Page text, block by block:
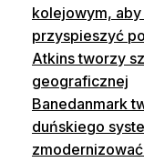
kolejowym,
przyspieszyć
Atkins tworzy
geograficznej
Banedanmark
duńskiego